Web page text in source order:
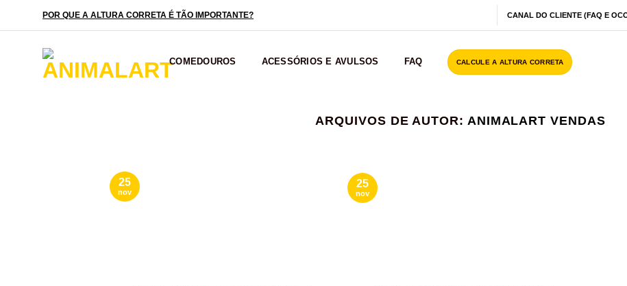
POR QUE A ALTURA CORRETA É TÃO IMPORTANTE? CANAL DO CLIENTE (FAQ E
COMEDOUROS ACESSÓRIOS E AVULSOS FAQ CALCULE A ALTURA CORRETA
ARQUIVOS DE AUTOR: ANIMALART VENDAS
25
nov
25
nov